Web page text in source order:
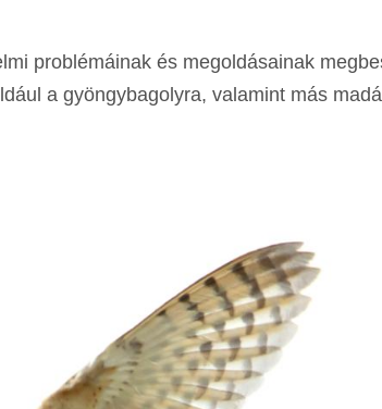
problémáinak és megoldásainak
a gyöngybagolyra, valamint más